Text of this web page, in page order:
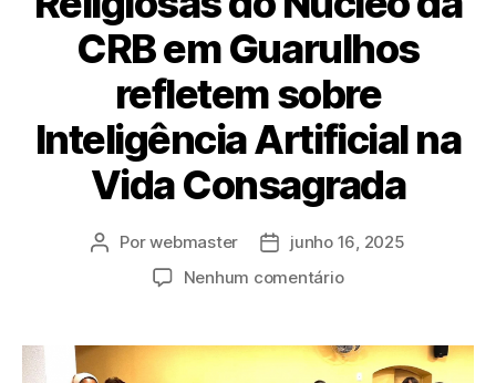
CRB em Guarulhos
refletem sobre
Inteligência Artificial na
Vida Consagrada
Porwebmaster
junho 16, 2025
Nenhum comentário